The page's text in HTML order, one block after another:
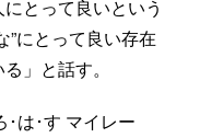
とって良いという
”にとって良い存在
」と話す。
は･す マイレー